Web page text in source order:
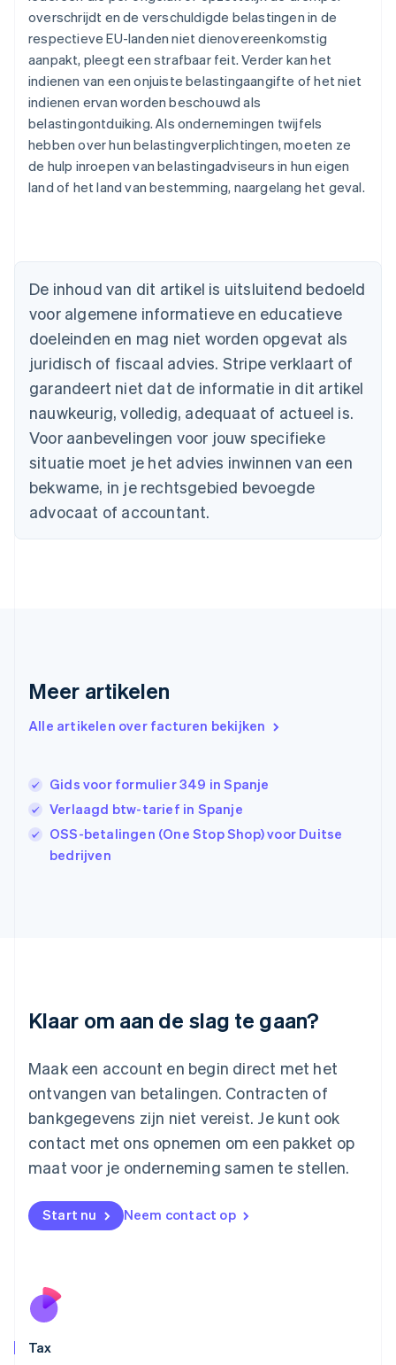
overschrijdt en de verschuldigde belastingen in de
respectieve EU-landen niet dienovereenkomstig
aanpakt, pleegt een strafbaar feit. Verder kan het
indienen van een onjuiste belastingaangifte of het niet
indienen ervan worden beschouwd als
belastingontduiking. Als ondernemingen twijfels
hebben over hun belastingverplichtingen, moeten ze
de hulp inroepen van belastingadviseurs in hun eigen
land of het land van bestemming, naargelang het geval.
De inhoud van dit artikel is uitsluitend bedoeld
voor algemene informatieve en educatieve
doeleinden en mag niet worden opgevat als
juridisch of fiscaal advies. Stripe verklaart of
garandeert niet dat de informatie in dit artikel
nauwkeurig, volledig, adequaat of actueel is.
Voor aanbevelingen voor jouw specifieke
situatie moet je het advies inwinnen van een
bekwame, in je rechtsgebied bevoegde
advocaat of accountant.
Meer artikelen
Alle artikelen over facturen bekijken
Gids voor formulier 349 in Spanje
Verlaagd btw-tarief in Spanje
OSS-betalingen (One Stop Shop) voor Duitse
bedrijven
Klaar om aan de slag te gaan?
Maak een account en begin direct met het
ontvangen van betalingen. Contracten of
bankgegevens zijn niet vereist. Je kunt ook
contact met ons opnemen om een pakket op
maat voor je onderneming samen te stellen.
Start nu Neem contact op
Tax
English
Nederlands FrançaisDeutschEnglish
Brazilië
Português
Bulgarije
English
Canada
Cyprus
English
Denemarken
English
Duitsland
DeutschEnglish
English
English
English
Ierland
India
English
Italië
Litouwen
Luxemburg
Maleisië
English简体中文
Malta
English
Mexico
Nederland
NederlandsEnglish
English
Oostenrijk